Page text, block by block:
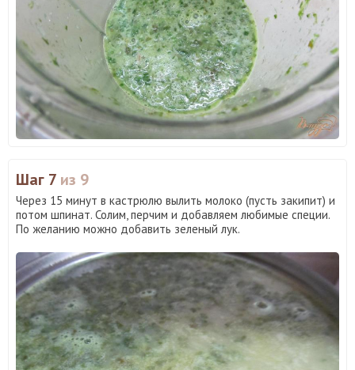
Шаг 7 из 9
Через 15 минут в кастрюлю вылить молоко (пусть закипит) и
потом шпинат. Солим, перчим и добавляем любимые специи.
По желанию можно добавить зеленый лук.